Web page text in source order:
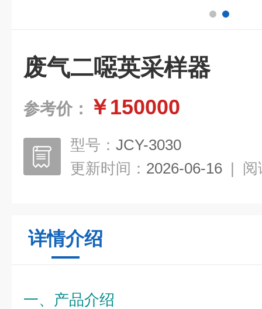
废气二噁英采样器
参考价： ￥150000
型号： JCY-3030
更新时间： 2026-06-16 | 阅
详情介绍
一、产品介绍